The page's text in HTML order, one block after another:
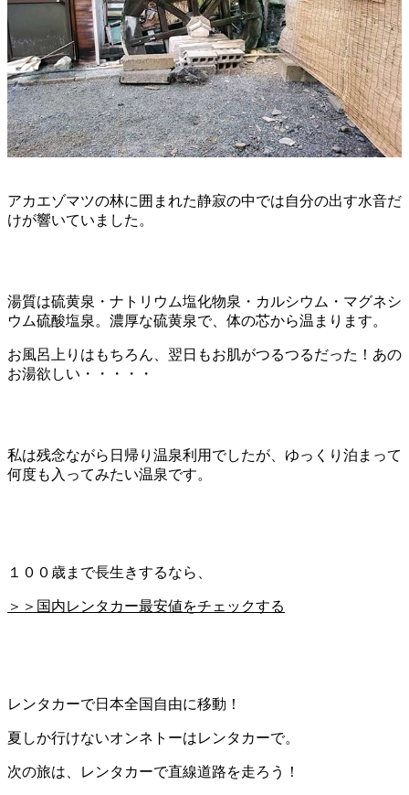
アカエゾマツの林に囲まれた静寂の中では自分の出す水音だ
けが響いていました。
湯質は硫黄泉・ナトリウム塩化物泉・カルシウム・マグネシ
ウム硫酸塩泉。濃厚な硫黄泉で、体の芯から温まります。
お風呂上りはもちろん、翌日もお肌がつるつるだった！あの
お湯欲しい・・・・・
私は残念ながら日帰り温泉利用でしたが、ゆっくり泊まって
何度も入ってみたい温泉です。
１００歳まで長生きするなら、
＞＞国内レンタカー最安値をチェックする
レンタカーで日本全国自由に移動！
夏しか行けないオンネトーはレンタカーで。
次の旅は、レンタカーで直線道路を走ろう！